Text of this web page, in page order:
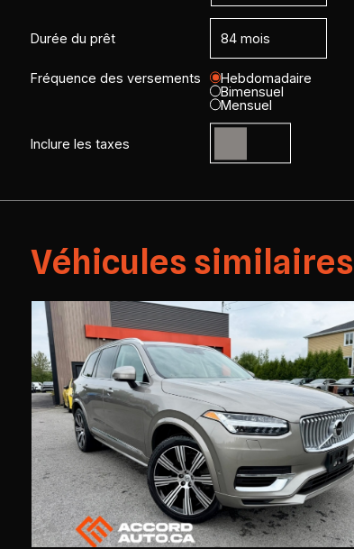
Durée du prêt
Fréquence des versements
Hebdomadaire
Bimensuel
Mensuel
Inclure les taxes
Véhicules similaires